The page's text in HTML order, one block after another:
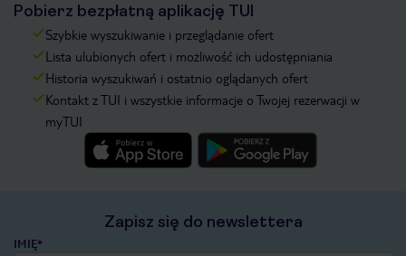
Pobierz bezpłatną aplikację TUI
Szybkie wyszukiwanie i przeglądanie ofert
Lista ulubionych ofert i możliwość ich udostępniania
Historia wyszukiwań i ostatnio oglądanych ofert
Kontakt z TUI i wszystkie informacje o Twojej rezerwacji w
myTUI
Zapisz się do newslettera
IMIĘ*